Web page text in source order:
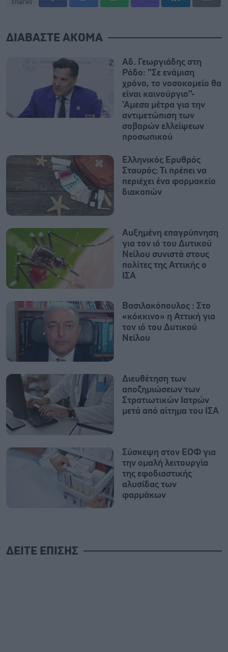
shares
ΔΙΑΒΑΣΤΕ ΑΚΟΜΑ
Αδ. Γεωργιάδης στη
Ρόδο: ''Σε ενάμιση
χρόνο, το νοσοκομείο θα
είναι καινούργιο''-
'Αμεσα μέτρα για την
αντιμετώπιση των
σοβαρών ελλείψεων
προσωπικού
Ελληνικός Ερυθρός
Σταυρός: Τι πρέπει να
περιέχει ένα φαρμακείο
διακοπών
Αυξημένη επαγρύπνηση
για τον ιό του Δυτικού
Νείλου συνιστά στους
πολίτες της Αττικής ο
ΙΣΑ
Βασιλακόπουλος : Στο
«κόκκινο» η Αττική για
τον ιό του Δυτικού
Νείλου
Διευθέτηση των
αποζημιώσεων των
Στρατιωτικών Ιατρών
μετά από αίτημα του ΙΣΑ
Σύσκεψη στον ΕΟΦ για
την ομαλή λειτουργία
της εφοδιαστικής
αλυσίδας των
φαρμάκων
ΔΕΙΤΕ ΕΠΙΣΗΣ